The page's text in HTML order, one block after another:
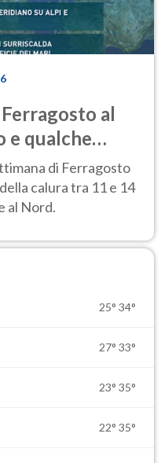
al
e qualche
di Ferragosto
calura tra 11 e 14
al Nord.
25° 34°
27° 33°
23° 35°
22° 35°